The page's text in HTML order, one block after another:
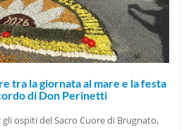
tra la giornata al mare e la festa
di Don Perinetti
ospiti del Sacro Cuore di Brugnato,